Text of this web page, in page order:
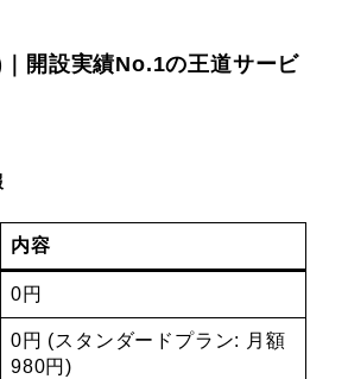
開設実績No.1の王道サービ
内容
0円
0円 (スタンダードプラン: 月額
980円)